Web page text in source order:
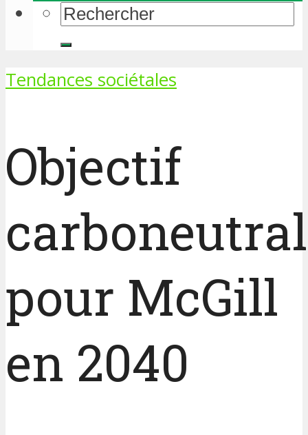
Tendances sociétales
Objectif
pour McGill
en 2040